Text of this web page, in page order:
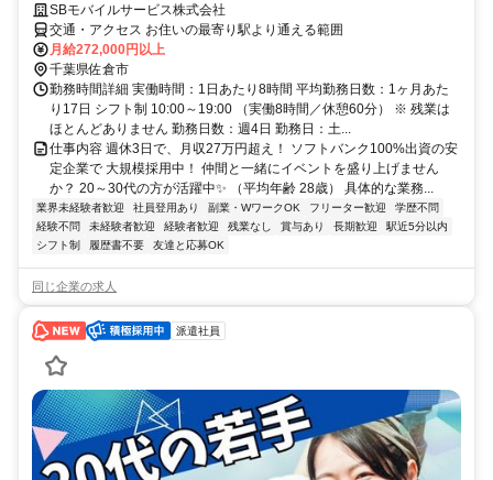
SBモバイルサービス株式会社
交通・アクセス お住いの最寄り駅より通える範囲
月給272,000円以上
千葉県佐倉市
勤務時間詳細 実働時間：1日あたり8時間 平均勤務日数：1ヶ月あた
り17日 シフト制 10:00～19:00 （実働8時間／休憩60分） ※ 残業は
ほとんどありません 勤務日数：週4日 勤務日：土...
仕事内容 週休3日で、月収27万円超え！ ソフトバンク100%出資の安
定企業で 大規模採用中！ 仲間と一緒にイベントを盛り上げません
か？ 20～30代の方が活躍中✨ （平均年齢 28歳） 具体的な業務...
業界未経験者歓迎 社員登用あり 副業・WワークOK フリーター歓迎
学歴不問
経験不問
未経験者歓迎 経験者歓迎 残業なし 賞与あり 長期歓迎
駅近5分以内
シフト制
履歴書不要 友達と応募OK
同じ企業の求人
派遣社員